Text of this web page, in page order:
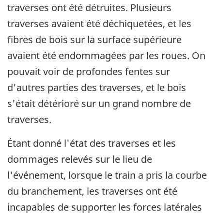
traverses ont été détruites. Plusieurs
traverses avaient été déchiquetées, et les
fibres de bois sur la surface supérieure
avaient été endommagées par les roues. On
pouvait voir de profondes fentes sur
d'autres parties des traverses, et le bois
s'était détérioré sur un grand nombre de
traverses.
Étant donné l'état des traverses et les
dommages relevés sur le lieu de
l'événement, lorsque le train a pris la courbe
du branchement, les traverses ont été
incapables de supporter les forces latérales